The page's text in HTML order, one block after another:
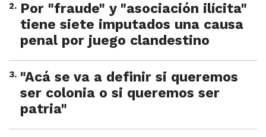
2. Por "fraude" y "asociación ilícita"
tiene siete imputados una causa
penal por juego clandestino
3. "Acá se va a definir si queremos
ser colonia o si queremos ser
patria"